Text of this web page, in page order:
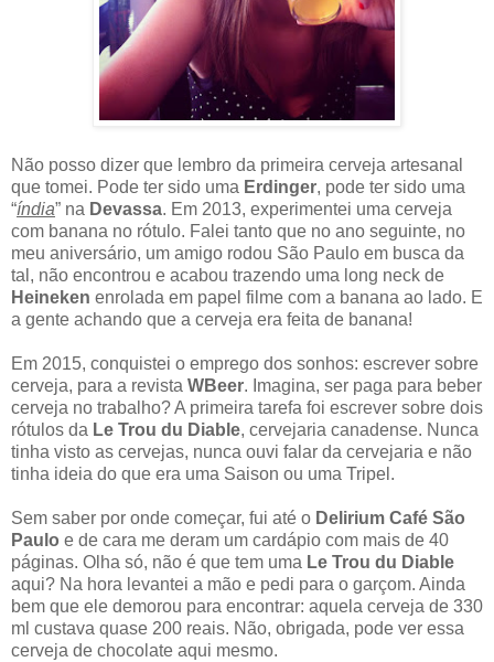
Não posso dizer que lembro da primeira cerveja artesanal
que tomei. Pode ter sido uma Erdinger, pode ter sido uma
“índia” na Devassa. Em 2013, experimentei uma cerveja
com banana no rótulo. Falei tanto que no ano seguinte, no
meu aniversário, um amigo rodou São Paulo em busca da
tal, não encontrou e acabou trazendo uma long neck de
Heineken enrolada em papel filme com a banana ao lado. E
a gente achando que a cerveja era feita de banana!
Em 2015, conquistei o emprego dos sonhos: escrever sobre
cerveja, para a revista WBeer. Imagina, ser paga para beber
cerveja no trabalho? A primeira tarefa foi escrever sobre dois
rótulos da Le Trou du Diable, cervejaria canadense. Nunca
tinha visto as cervejas, nunca ouvi falar da cervejaria e não
tinha ideia do que era uma Saison ou uma Tripel.
Sem saber por onde começar, fui até o Delirium Café São
Paulo e de cara me deram um cardápio com mais de 40
páginas. Olha só, não é que tem uma Le Trou du Diable
aqui? Na hora levantei a mão e pedi para o garçom. Ainda
bem que ele demorou para encontrar: aquela cerveja de 330
ml custava quase 200 reais. Não, obrigada, pode ver essa
cerveja de chocolate aqui mesmo.